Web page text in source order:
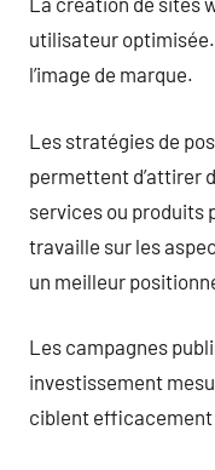
utilisateur
l’image de marque.
Les stratégies de
permettent d’attirer
services ou produits
travaille sur les
un meilleur
Les campagnes
investissement
ciblent efficacement